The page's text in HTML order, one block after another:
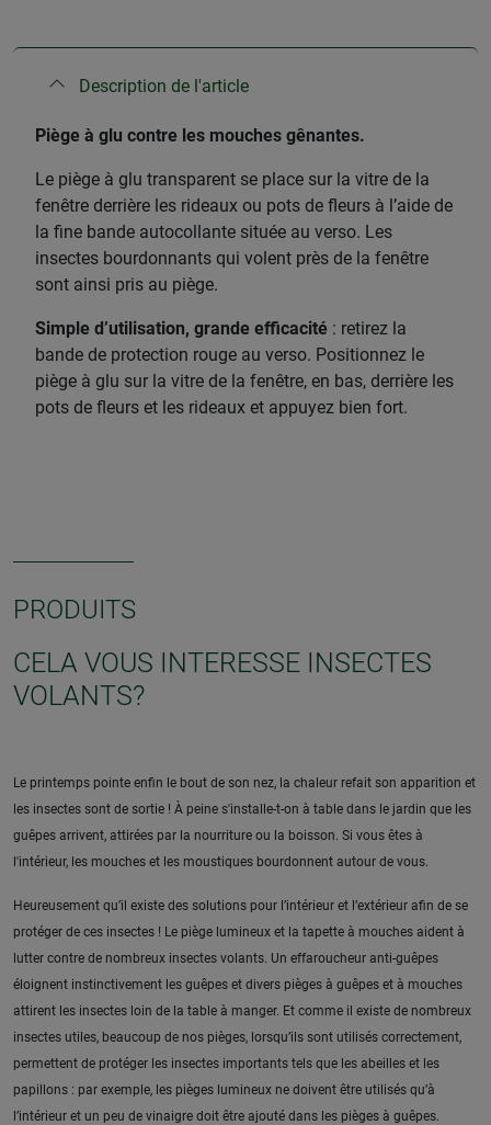
Description de l'article
Piège à glu contre les mouches gênantes.
Le piège à glu transparent se place sur la vitre de la
fenêtre derrière les rideaux ou pots de fleurs à l’aide de
la fine bande autocollante située au verso. Les
insectes bourdonnants qui volent près de la fenêtre
sont ainsi pris au piège.
Simple d’utilisation, grande efficacité : retirez la
bande de protection rouge au verso. Positionnez le
piège à glu sur la vitre de la fenêtre, en bas, derrière les
pots de fleurs et les rideaux et appuyez bien fort.
PRODUITS
CELA VOUS INTERESSE INSECTES
VOLANTS?
Le printemps pointe enfin le bout de son nez, la chaleur refait son apparition et
les insectes sont de sortie ! À peine s'installe-t-on à table dans le jardin que les
guêpes arrivent, attirées par la nourriture ou la boisson. Si vous êtes à
l'intérieur, les mouches et les moustiques bourdonnent autour de vous.
Heureusement qu’il existe des solutions pour l’intérieur et l’extérieur afin de se
protéger de ces insectes ! Le piège lumineux et la tapette à mouches aident à
lutter contre de nombreux insectes volants. Un effaroucheur anti-guêpes
éloignent instinctivement les guêpes et divers pièges à guêpes et à mouches
attirent les insectes loin de la table à manger. Et comme il existe de nombreux
insectes utiles, beaucoup de nos pièges, lorsqu’ils sont utilisés correctement,
permettent de protéger les insectes importants tels que les abeilles et les
papillons : par exemple, les pièges lumineux ne doivent être utilisés qu’à
l’intérieur et un peu de vinaigre doit être ajouté dans les pièges à guêpes.